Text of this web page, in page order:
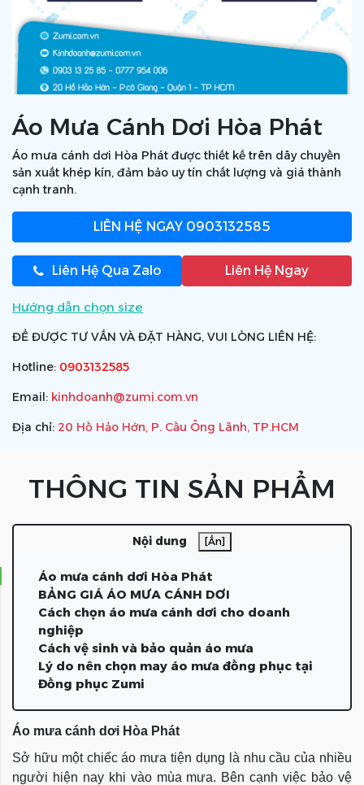
Áo Mưa Cánh Dơi Hòa Phát
Áo mưa cánh dơi Hòa Phát được thiết kế trên dây chuyền
sản xuất khép kín, đảm bảo uy tín chất lượng và giá thành
cạnh tranh.
LIÊN HỆ NGAY 0903132585
Liên Hệ Qua Zalo Liên Hệ Ngay
Hướng dẫn chọn size
ĐỂ ĐƯỢC TƯ VẤN VÀ ĐẶT HÀNG, VUI LÒNG LIÊN HỆ:
Hotline: 0903132585
Email: kinhdoanh@zumi.com.vn
Địa chỉ: 20 Hồ Hảo Hớn, P. Cầu Ông Lãnh, TP.HCM
THÔNG TIN SẢN PHẨM
Nội dung [Ẩn]
Áo mưa cánh dơi Hòa Phát
BẢNG GIÁ ÁO MƯA CÁNH DƠI
Cách chọn áo mưa cánh dơi cho doanh
nghiệp
Cách vệ sinh và bảo quản áo mưa
Lý do nên chọn may áo mưa đồng phục tại
Đồng phục Zumi
Áo mưa cánh dơi Hòa Phát
Sở hữu một chiếc áo mưa tiện dụng là nhu cầu của nhiều
người hiện nay khi vào mùa mưa. Bên cạnh việc bảo vệ